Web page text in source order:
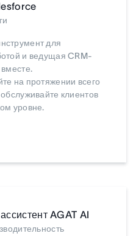
для
и ведущая CRM-
на протяжении всего
клиентов
уровне.
AGAT AI